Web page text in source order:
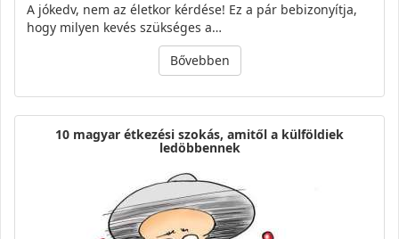
A jókedv, nem az életkor kérdése! Ez a pár bebizonyítja,
hogy milyen kevés szükséges a…
Bővebben
10 magyar étkezési szokás, amitől a külföldiek
ledöbbennek